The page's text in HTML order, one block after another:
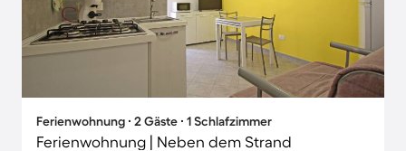
Ferienwohnung ∙ 2 Gäste ∙ 1 Schlafzimmer
Ferienwohnung | Neben dem Strand